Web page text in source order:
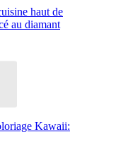
haut de
au diamant
Kawaii: